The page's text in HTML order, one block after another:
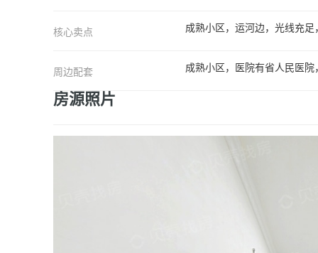
核心卖点 成熟小区，运河边，光线充
周边配套 成熟小区，医院有省人民医
房源照片